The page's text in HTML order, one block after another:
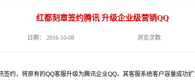
红都刻章签约腾讯 升级企业级营销QQ
日期： 2016-10-08 浏览次数:
签约，将原有的QQ客服升级为腾讯企业QQ，其客服系统客户容量成功